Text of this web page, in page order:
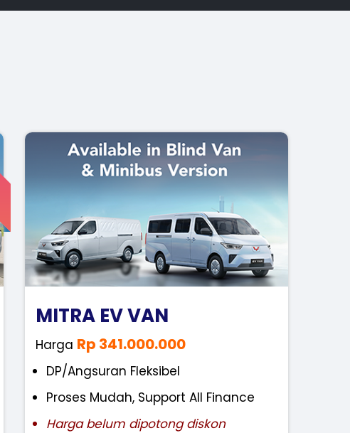
MITRA EV VAN
Harga Rp 341.000.000
DP/Angsuran Fleksibel
Proses Mudah, Support All Finance
Harga belum dipotong diskon